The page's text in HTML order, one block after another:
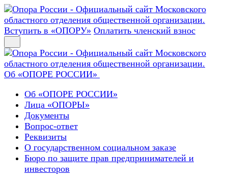
Вступить в «ОПОРУ» Оплатить членский взнос
Об «ОПОРЕ РОССИИ»
Об «ОПОРЕ РОССИИ»
Лица «ОПОРЫ»
Документы
Вопрос-ответ
Реквизиты
О государственном социальном заказе
Бюро по защите прав предпринимателей и
инвесторов